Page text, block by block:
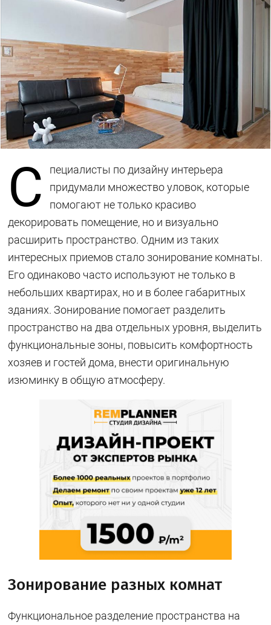
С
пециалисты по дизайну интерьера
придумали множество уловок, которые
помогают не только красиво
декорировать помещение, но и визуально
расширить пространство. Одним из таких
интересных приемов стало зонирование комнаты.
Его одинаково часто используют не только в
небольших квартирах, но и в более габаритных
зданиях. Зонирование помогает разделить
пространство на два отдельных уровня, выделить
функциональные зоны, повысить комфортность
хозяев и гостей дома, внести оригинальную
изюминку в общую атмосферу.
Зонирование разных комнат
Функциональное разделение пространства на